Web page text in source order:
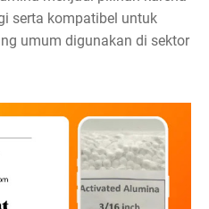
serta kompatibel untuk
umum digunakan di sektor